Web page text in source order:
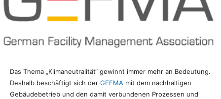
Das Thema „Klimaneutralität“ gewinnt immer mehr an Bedeutung.
Deshalb beschäftigt sich der GEFMA mit dem nachhaltigen
Gebäudebetrieb und den damit verbundenen Prozessen und